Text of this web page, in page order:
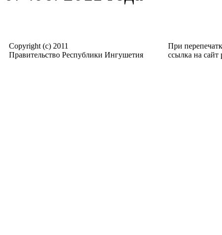
Copyright (c) 2011
Правительство Республики Ингушетия
При
ссылка на сайт